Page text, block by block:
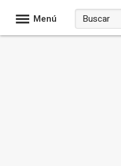
Menú